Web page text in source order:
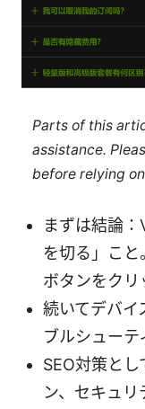
Parts of this
assistance.
before relying
まずは結論
を切る」こ
ボタンをクリ
続いてデバイ
ブルシューテ
SEO対策とし
ン、セキュ